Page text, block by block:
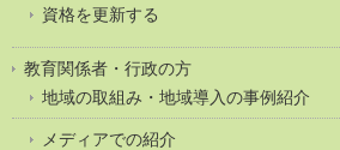
資格を更新する
教育関係者・行政の方
地域の取組み・地域導入の事例紹介
メディアでの紹介